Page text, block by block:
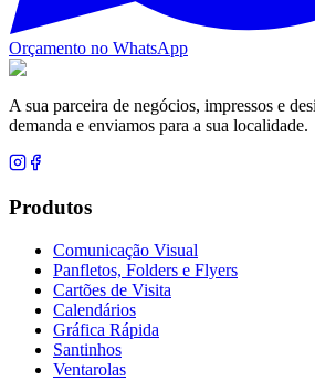
Orçamento no WhatsApp
A sua parceira de negócios, impressos e
demanda e enviamos para a sua localidade.
Produtos
Comunicação Visual
Panfletos, Folders e Flyers
Cartões de Visita
Calendários
Gráfica Rápida
Santinhos
Ventarolas